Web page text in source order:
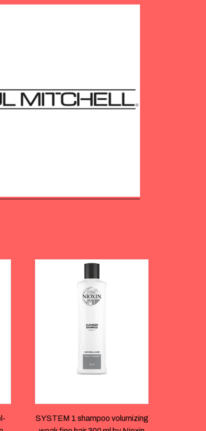
SYSTEM 1 shampoo volumizing